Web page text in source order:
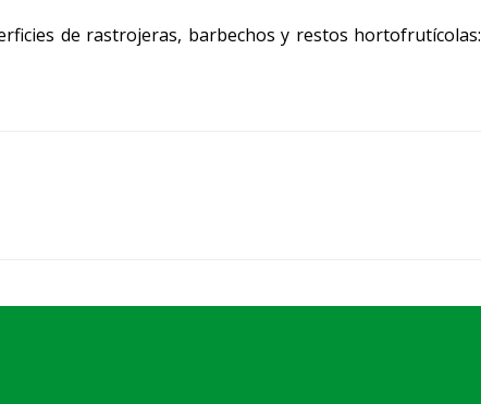
de rastrojeras, barbechos y restos hortofrutícolas: